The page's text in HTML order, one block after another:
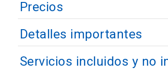
Precios
Detalles importantes
Servicios incluidos y no